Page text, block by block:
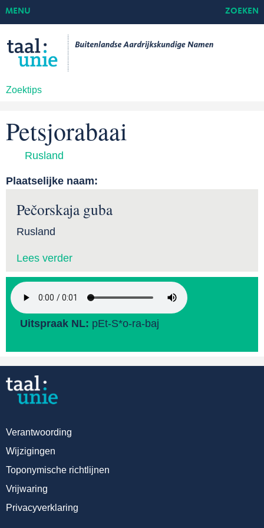
Zoektips
MENU ZOEKEN
Petsjorabaai
Rusland
Plaatselijke naam:
Pečorskaja guba
Rusland
Lees verder
Uitspraak NL: pEt-S*o-ra-baj
Verantwoording
Wijzigingen
Toponymische richtlijnen
Vrijwaring
Privacyverklaring